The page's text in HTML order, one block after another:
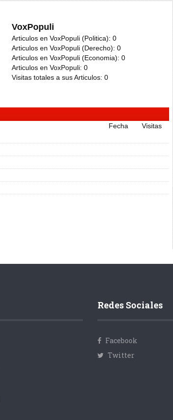
VoxPopuli
Articulos en VoxPopuli (Politica): 0
Articulos en VoxPopuli (Derecho): 0
Articulos en VoxPopuli (Economia): 0
Articulos en VoxPopuli: 0
Visitas totales a sus Articulos: 0
Fecha
Visitas
Redes Sociales
Facebook
Twitter